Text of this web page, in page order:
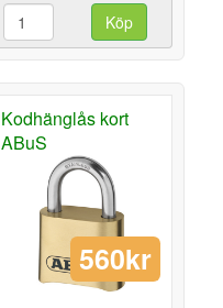
Köp
Kodhänglås kort
ABuS
560kr